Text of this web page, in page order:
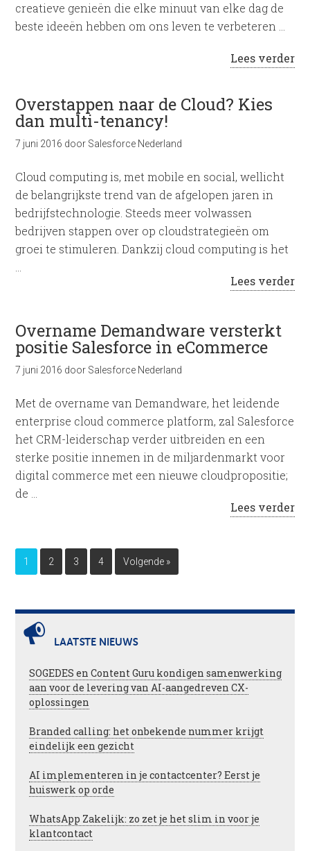
creatieve genieën die elke minuut van elke dag de
beste ideeën hebben om ons leven te verbeteren …
Lees verder
Overstappen naar de Cloud? Kies
dan multi-tenancy!
7 juni 2016 door Salesforce Nederland
Cloud computing is, met mobile en social, wellicht
de belangrijkste trend van de afgelopen jaren in
bedrijfstechnologie. Steeds meer volwassen
bedrijven stappen over op cloudstrategieën om
groei te stimuleren. Dankzij cloud computing is het
Lees verder
Overname Demandware versterkt
positie Salesforce in eCommerce
7 juni 2016 door Salesforce Nederland
Met de overname van Demandware, het leidende
enterprise cloud commerce platform, zal Salesforce
het CRM-leiderschap verder uitbreiden en een
sterke positie innemen in de miljardenmarkt voor
digital commerce met een nieuwe cloudpropositie;
de …
Lees verder
1 2 3 4 Volgende »
LAATSTE NIEUWS
SOGEDES en Content Guru kondigen samenwerking
aan voor de levering van AI-aangedreven CX-
oplossingen
Branded calling: het onbekende nummer krijgt
eindelijk een gezicht
AI implementeren in je contactcenter? Eerst je
huiswerk op orde
WhatsApp Zakelijk: zo zet je het slim in voor je
klantcontact